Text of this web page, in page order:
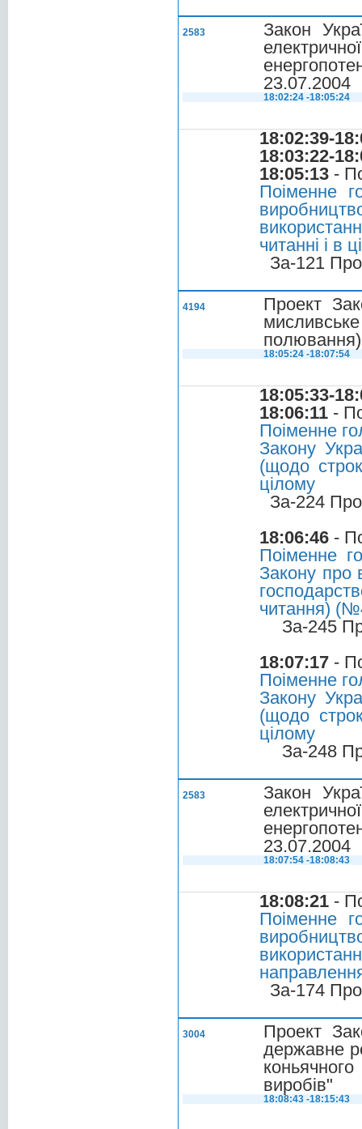
2583
Закон
23.07.2004
18:02:24 -18:05:24
18:02:39-
18:03:22-
18:05:13 -
Поіменне
читанні і в
За-121
4194
Проект
18:05:24 -18:07:54
18:05:33-
18:06:11 -
Поіменне
Закону
(щодо
цілому
За-224
18:06:46 -
Поіменне
Закону про
читання)
За-245
18:07:17 -
Поіменне
Закону
(щодо
цілому
За-248
2583
Закон
23.07.2004
18:07:54 -18:08:43
18:08:21 -
Поіменне
За-174
3004
Проект
державне
виробів"
18:08:43 -18:15:43